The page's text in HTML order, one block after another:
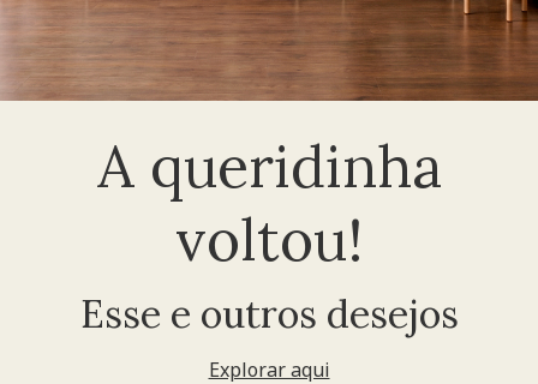
A queridinha
voltou!
Esse e outros desejos
Explorar aqui